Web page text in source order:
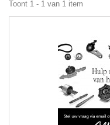
Toont 1 - 1 van 1 item